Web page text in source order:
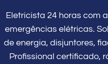
Eletricista 24 horas com
emergências elétricas.
de energia, disjuntores,
Profissional certificado,